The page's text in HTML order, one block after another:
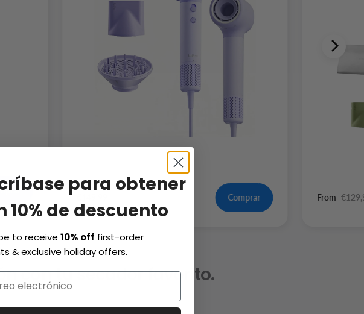
Comprar From
con tu secador favorito.
para obtener
10% de descuento
to receive10% off first-order
& exclusive holiday offers.